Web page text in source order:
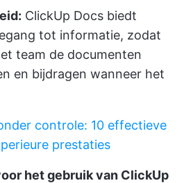
ClickUp Docs biedt
tot informatie, zodat
team de documenten
en bijdragen wanneer het
controle: 10 effectieve
prestaties
het gebruik van ClickUp